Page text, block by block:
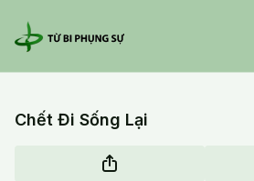
Chết Đi Sống Lại